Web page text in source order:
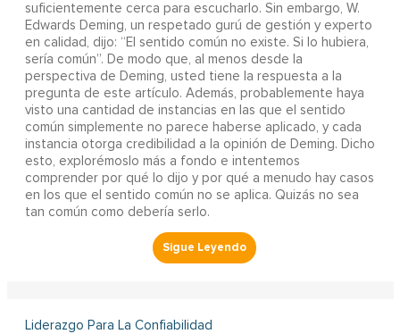
suficientemente cerca para escucharlo. Sin embargo, W.
Edwards Deming, un respetado gurú de gestión y experto
en calidad, dijo: “El sentido común no existe. Si lo hubiera,
sería común”. De modo que, al menos desde la
perspectiva de Deming, usted tiene la respuesta a la
pregunta de este artículo. Además, probablemente haya
visto una cantidad de instancias en las que el sentido
común simplemente no parece haberse aplicado, y cada
instancia otorga credibilidad a la opinión de Deming. Dicho
esto, explorémoslo más a fondo e intentemos
comprender por qué lo dijo y por qué a menudo hay casos
en los que el sentido común no se aplica. Quizás no sea
tan común como debería serlo.
Liderazgo Para La Confiabilidad